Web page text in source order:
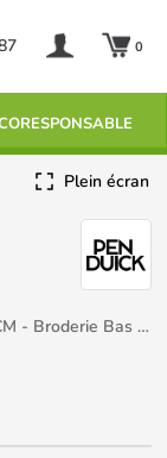
0
Plein écran
Prix à l'unité pour 75 pièces (atoll - 30X50CM - Broderie Bas gauche)